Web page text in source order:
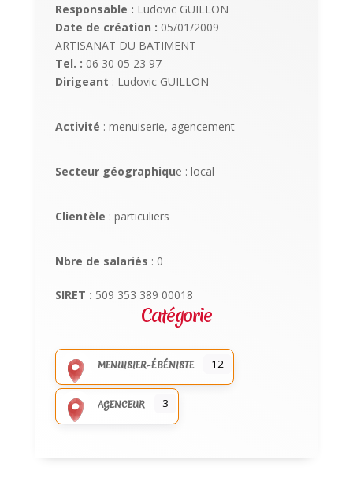
Responsable : Ludovic GUILLON
Date de création : 05/01/2009
ARTISANAT DU BATIMENT
Tel. : 06 30 05 23 97
Dirigeant : Ludovic GUILLON
Activité : menuiserie, agencement
Secteur géographique : local
Clientèle : particuliers
Nbre de salariés : 0
SIRET : 509 353 389 00018
Catégorie
MENUISIER-ÉBÉNISTE 12
AGENCEUR 3